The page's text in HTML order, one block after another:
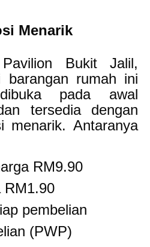
Menarik
Bukit Jalil,
barangan rumah ini
pada awal
tersedia dengan
menarik. Antaranya
RM9.90
RM1.90
pembelian
(PWP)